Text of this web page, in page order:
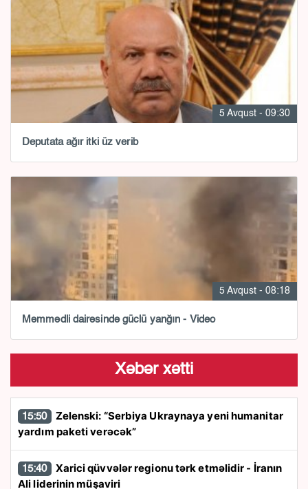
5 Avqust - 09:30
Deputata ağır itki üz verib
5 Avqust - 08:18
Məmmədli dairəsində güclü yanğın - Video
Xəbər xətti
15:50
yardım paketi verəcək”
15:40
Ali liderinin müşaviri